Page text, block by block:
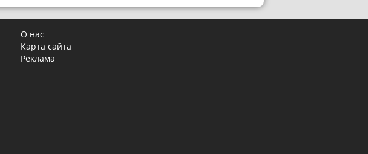
О нас
Карта сайта
Реклама